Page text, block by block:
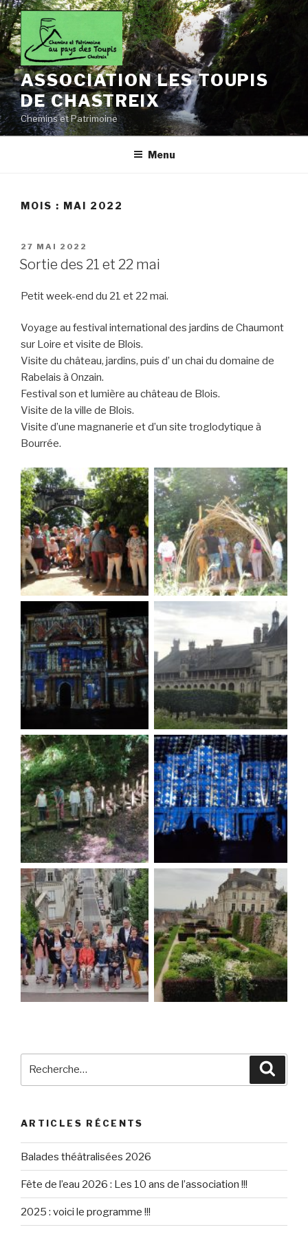
Aller
au
contenu
principal
ASSOCIATION LES TOUPIS
DE CHASTREIX
Chemins et Patrimoine
Menu
MOIS : MAI 2022
PUBLIÉ
LE
27 MAI 2022
Sortie des 21 et 22 mai
Petit week-end du 21 et 22 mai.
Voyage au festival international des jardins de Chaumont
sur Loire et visite de Blois.
Visite du château, jardins, puis d’ un chai du domaine de
Rabelais à Onzain.
Festival son et lumière au château de Blois.
Visite de la ville de Blois.
Visite d’une magnanerie et d’un site troglodytique à
Bourrée.
ARTICLES RÉCENTS
Balades théâtralisées 2026
Fête de l’eau 2026 : Les 10 ans de l’association !!!
2025 : voici le programme !!!